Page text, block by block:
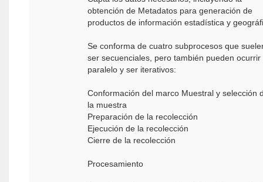
obtención de Metadatos para generación de
productos de información estadística y
Se conforma de cuatro subprocesos que
ser secuenciales, pero también pueden ocurrir
paralelo y ser iterativos:
Conformación del marco Muestral y selección
la muestra
Preparación de la recolección
Ejecución de la recolección
Cierre de la recolección
Procesamiento